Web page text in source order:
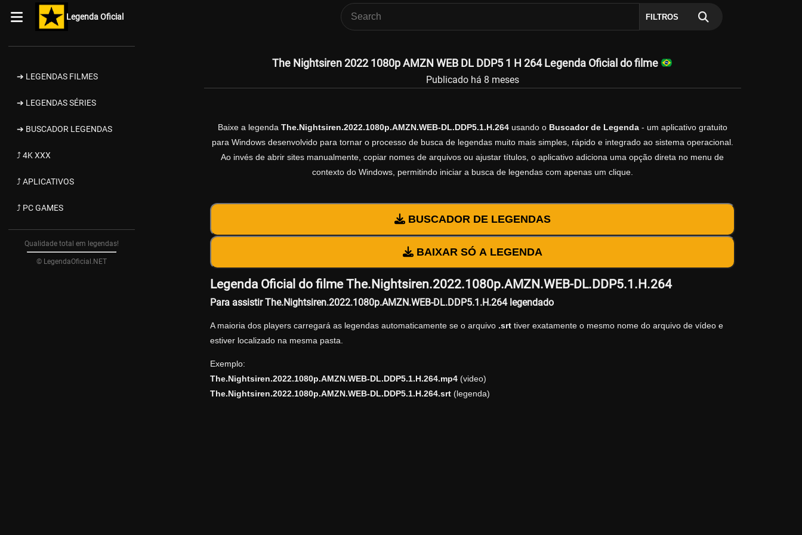
Legenda Oficial FILTROS
➔ LEGENDAS FILMES
➔ LEGENDAS SÉRIES
➔ BUSCADOR LEGENDAS
⤴ 4K XXX
⤴ APLICATIVOS
⤴ PC GAMES
Qualidade total em legendas!
© LegendaOficial.NET
The Nightsiren 2022 1080p AMZN WEB DL DDP5 1 H 264 Legenda Oficial do filme
Publicado há 8 meses
Baixe a legenda The.Nightsiren.2022.1080p.AMZN.WEB-DL.DDP5.1.H.264usando o Buscador de Legenda- um aplicativo gratuito
para Windows desenvolvido para tornar o processo de busca de legendas muito mais simples, rápido e integrado ao sistema operacional.
Ao invés de abrir sites manualmente, copiar nomes de arquivos ou ajustar títulos, o aplicativo adiciona uma opção direta no menu de
contexto do Windows, permitindo iniciar a busca de legendas com apenas um clique.
BUSCADOR DE LEGENDAS
BAIXAR SÓ A LEGENDA
Legenda Oficial do filme The.Nightsiren.2022.1080p.AMZN.WEB-DL.DDP5.1.H.264
Para assistir The.Nightsiren.2022.1080p.AMZN.WEB-DL.DDP5.1.H.264 legendado
A maioria dos players carregará as legendas automaticamente se o arquivo .srttiver exatamente o mesmo nome do arquivo de vídeo e
estiver localizado na mesma pasta.
Exemplo:
The.Nightsiren.2022.1080p.AMZN.WEB-DL.DDP5.1.H.264.mp4(video)
The.Nightsiren.2022.1080p.AMZN.WEB-DL.DDP5.1.H.264.srt(legenda)